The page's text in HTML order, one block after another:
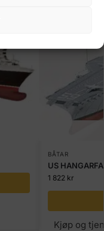
BÅTAR
US
1 822 kr
Kjøp og